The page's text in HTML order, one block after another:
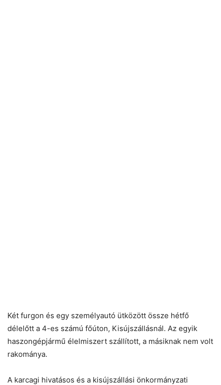
Két furgon és egy személyautó ütközött össze hétfő
délelőtt a 4-es számú főúton, Kisújszállásnál. Az egyik
haszongépjármű élelmiszert szállított, a másiknak nem volt
rakománya.
A karcagi hivatásos és a kisújszállási önkormányzati